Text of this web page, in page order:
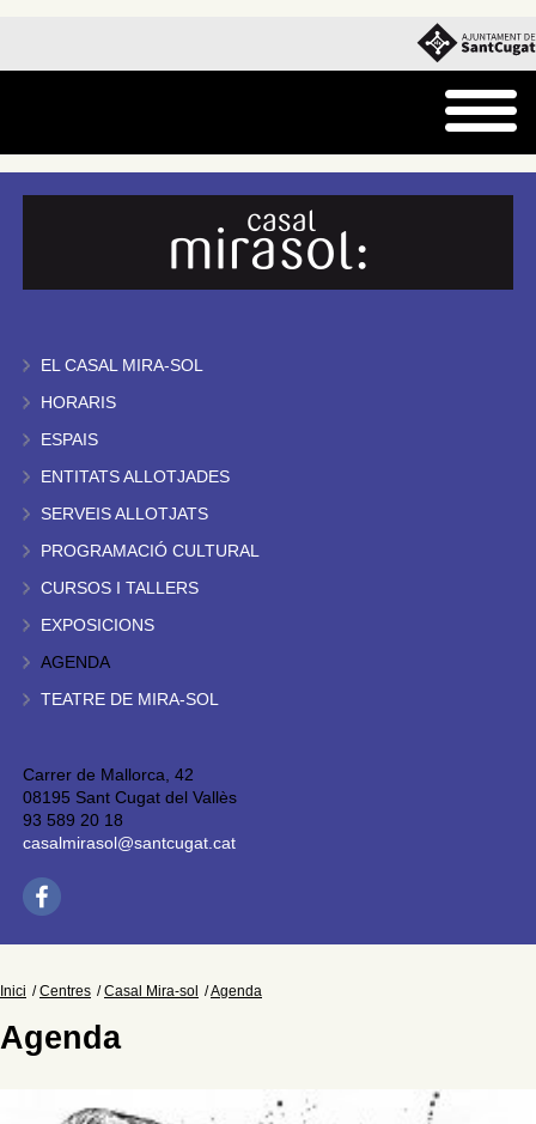
EL CASAL MIRA-SOL
HORARIS
ESPAIS
ENTITATS ALLOTJADES
SERVEIS ALLOTJATS
PROGRAMACIÓ CULTURAL
CURSOS I TALLERS
EXPOSICIONS
AGENDA
TEATRE DE MIRA-SOL
Carrer de Mallorca, 42
08195 Sant Cugat del Vallès
93 589 20 18
casalmirasol@santcugat.cat
Inici Centres Casal Mira-sol Agenda
Agenda